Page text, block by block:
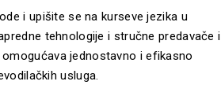
i upišite se na kurseve jezika u
tehnologije i stručne predavače i
jednostavno i efikasno
usluga.